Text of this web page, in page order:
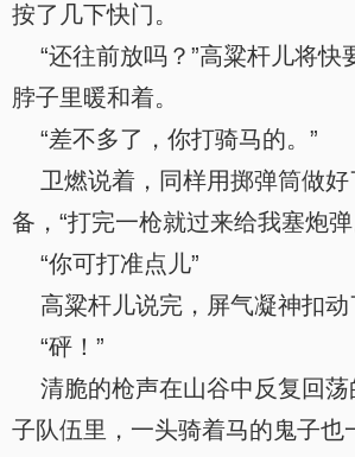
按了几下快门。
“还往前放吗？”高粱杆儿将快
脖子里暖和着。
“差不多了，你打骑马的。”
卫燃说着，同样用掷弹筒做好
备，“打完一枪就过来给我塞炮弹
“你可打准点儿”
高粱杆儿说完，屏气凝神扣动
“砰！”
清脆的枪声在山谷中反复回荡
子队伍里，一头骑着马的鬼子也